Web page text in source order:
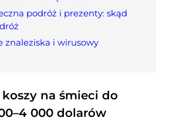
podróż i prezenty: skąd
znaleziska i wirusowy
na śmieci do
000 dolarów